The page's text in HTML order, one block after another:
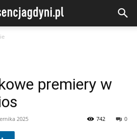
premiery w
2025 0
742